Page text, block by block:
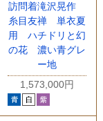
訪問着滝沢晃作
糸目友禅 単衣夏
用 ハチドリと幻
の花 濃い青グレ
ー地
1,573,000円